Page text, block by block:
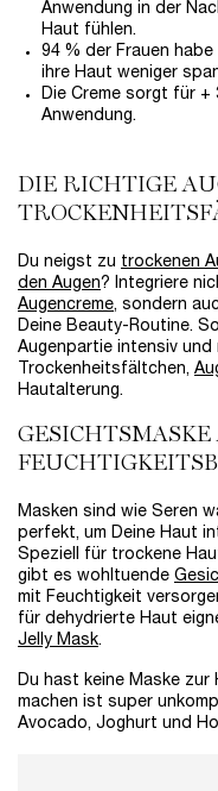
Anwendung in der
Haut fühlen.
94 % der Frauen
ihre Haut weniger
Die Creme sorgt für +
Anwendung.
DIE RICHTIGE
Du neigst zu trockenen
den Augen? Integriere
Augencreme, sondern
Deine Beauty-Routine.
Augenpartie intensiv und
Trockenheitsfältchen,
Hautalterung.
GESICHTSMASKE
Masken sind wie Seren
perfekt, um Deine Haut
Speziell für trockene
gibt es wohltuende
mit Feuchtigkeit
für dehydrierte Haut
Jelly Mask.
Du hast keine Maske
machen ist super
Avocado, Joghurt und